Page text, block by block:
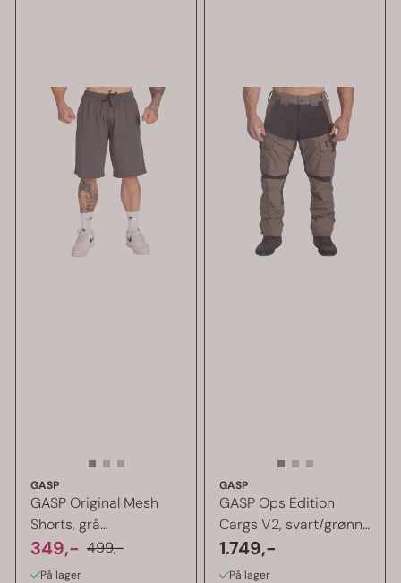
GASP
GASP Original Mesh
Shorts, grå
treningsshorts
349,- 499,-
På lager
GASP
GASP Ops Edition
Cargs V2, svart/grønn
cargobukse
1.749,-
På lager